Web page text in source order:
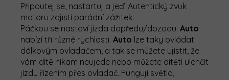
Připoutej se, nastartuj a jeď! Autentický zvuk
motoru zajistí parádní zážitek.
Páčkou se nastaví jízda dopředu/dozadu. Auto
nabízí tři různé rychlosti. Auto lze taky ovládat
dálkovým ovladačem, a tak se můžete ujistit, že
vám dítě nikam neujede nebo můžete dítěti ulehčit
jízdu řízením přes ovladač. Fungují světla,